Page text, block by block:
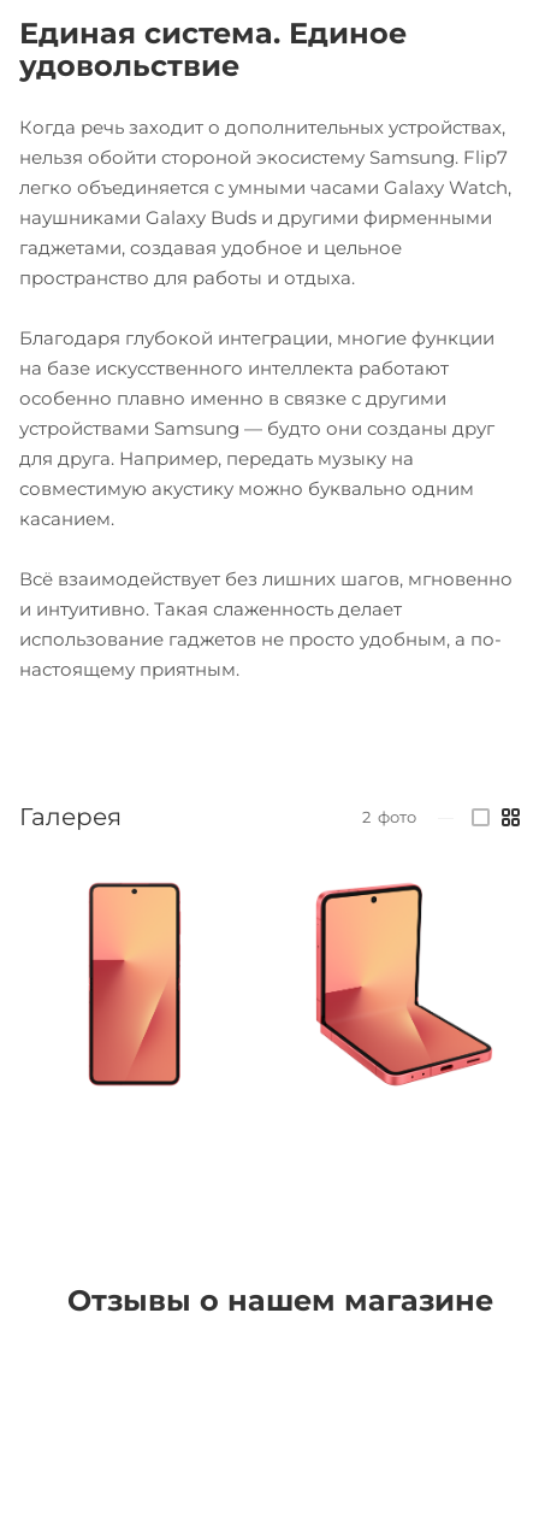
Единая система. Единое
удовольствие
Когда речь заходит о дополнительных устройствах,
нельзя обойти стороной экосистему Samsung. Flip7
легко объединяется с умными часами Galaxy Watch,
наушниками Galaxy Buds и другими фирменными
гаджетами, создавая удобное и цельное
пространство для работы и отдыха.
Благодаря глубокой интеграции, многие функции
на базе искусственного интеллекта работают
особенно плавно именно в связке с другими
устройствами Samsung — будто они созданы друг
для друга. Например, передать музыку на
совместимую акустику можно буквально одним
касанием.
Всё взаимодействует без лишних шагов, мгновенно
и интуитивно. Такая слаженность делает
использование гаджетов не просто удобным, а по-
настоящему приятным.
Галерея 2 фото
Отзывы о нашем магазине